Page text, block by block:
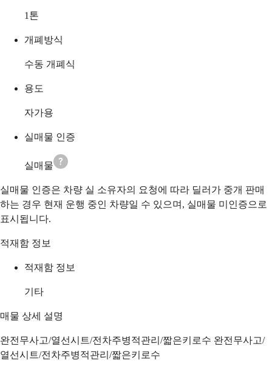
1 톤
개폐방식
수동 개폐식
용도
자가용
실매물 인증
실매물
실매물 인증은 차량 실 소유자의 요청에 따라 딜러가 중개 판매
하는 경우 현재 운행 중인 차량일 수 있으며, 실매물 미인증으로
표시됩니다.
적재함 정보
적재함 정보
기타
매물 상세 설명
완전무사고/열선시트/전차주병적관리/짧은키로수 완전무사고/
열선시트/전차주병적관리/짧은키로수